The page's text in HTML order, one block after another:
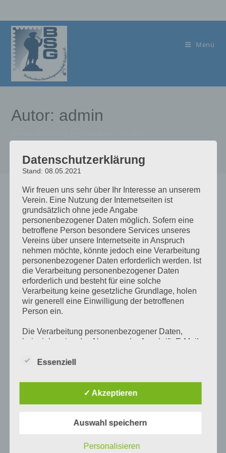
Inhalt
springen
Menü
Autor: admin
Home
Beitrags-
Autor:
admin
Beitrag
veröffentlicht:
6. Mai 2021
Beitrags-
Kategorie:
Uncategorized
Beitrags-
Kommentare:
0 Kommentare
WeiterlesenHome
Neueste Beiträge
Neueste Kommentare
Datenschutzerklärung
Stand: 08.05.2021
Wir freuen uns sehr über Ihr Interesse an unserem
Verein. Eine Nutzung der Internetseiten ist
grundsätzlich ohne jede Angabe
personenbezogener Daten möglich. Sofern eine
betroffene Person besondere Services unseres
Vereins über unsere Internetseite in Anspruch
nehmen möchte, könnte jedoch eine Verarbeitung
personenbezogener Daten erforderlich werden. Ist
die Verarbeitung personenbezogener Daten
erforderlich und besteht für eine solche
Verarbeitung keine gesetzliche Grundlage, holen
wir generell eine Einwilligung der betroffenen
Person ein.
Die Verarbeitung personenbezogener Daten,
beispielsweise des Namens, der Anschrift, E-Mail-
Person, erfolgt stets im Einklang mit der
Übereinstimmung mit den für uns geltenden
landesspezifischen Datenschutzbestimmungen.
Mittels dieser Datenschutzerklärung möchte unser
und Zweck der von uns erhobenen, genutzten und
informieren. Ferner werden betroffene Personen
Essenziell
✓ Akzeptieren
Auswahl speichern
Personalisieren